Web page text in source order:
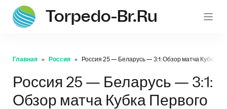
Torpedo-Br.ru
Главная Россия Россия 25 — Беларусь — 3:1: Обзор матча Кубка
Россия 25 — Беларусь — 3:1:
Обзор матча Кубка Первого